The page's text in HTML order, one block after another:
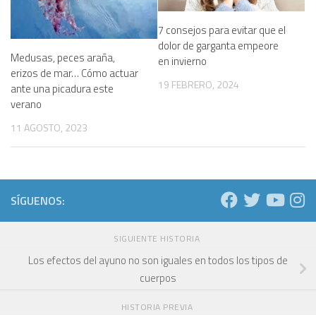
Medusas, peces araña,
erizos de mar… Cómo actuar
ante una picadura este
verano
11 AGOSTO, 2023
7 consejos para evitar que el
dolor de garganta empeore
en invierno
19 FEBRERO, 2024
SÍGUENOS:
SIGUIENTE HISTORIA
Los efectos del ayuno no son iguales en todos los tipos de
cuerpos
HISTORIA PREVIA